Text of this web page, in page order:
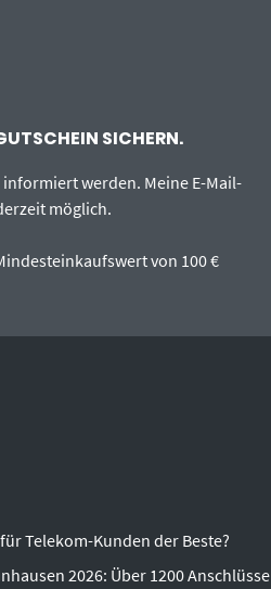
SICHERN.
werden. Meine E-Mail-
möglich.
von 100 €
Telekom-Kunden der Beste?
2026: Über 1200 Anschlüsse